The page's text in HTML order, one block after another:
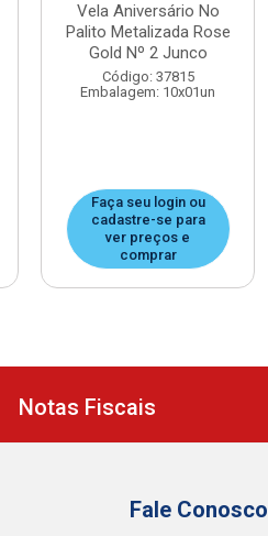
Vela Aniversário No
Palito Metalizada Rose
Gold Nº 2 Junco
Código: 37815
Embalagem: 10x01un
Faça seu login ou
cadastre-se para
ver preços e
comprar
Notas Fiscais
Fale Conosco